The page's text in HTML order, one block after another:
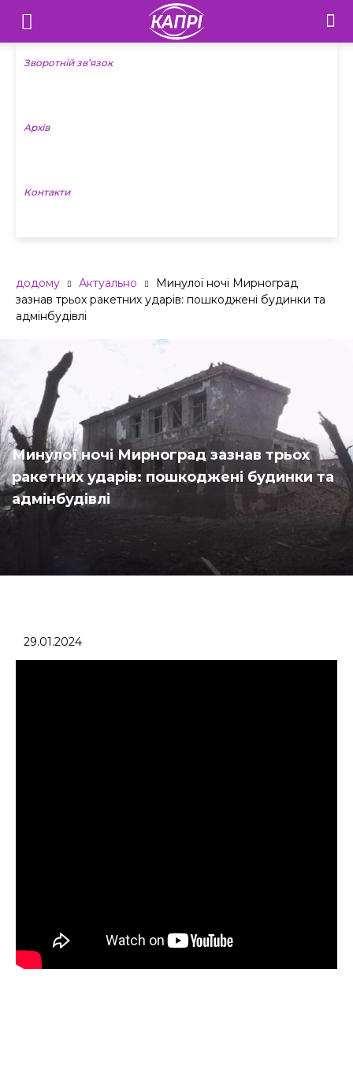
Телебачення
«Капрі»
Новини
Зворотній зв’язок
Архів
Контакти
додому Актуально
Минулої ночі Мирноград
зазнав трьох ракетних ударів: пошкоджені будинки та
адмінбудівлі
Минулої ночі Мирноград зазнав трьох
ракетних ударів: пошкоджені будинки та
адмінбудівлі
29.01.2024